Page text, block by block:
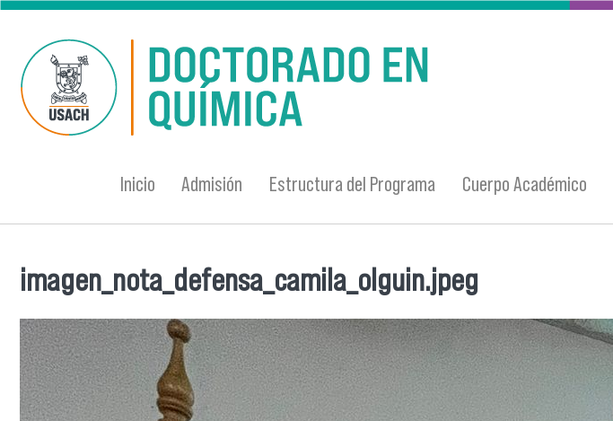
Pasar al contenido principal
Inicio Admisión Estructura del Programa Cuerpo Académico
Se encuentra usted aquí
imagen_nota_defensa_camila_olguin.jpeg